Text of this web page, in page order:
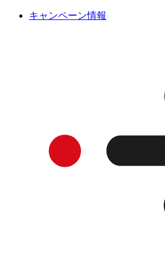
キャンペーン情報